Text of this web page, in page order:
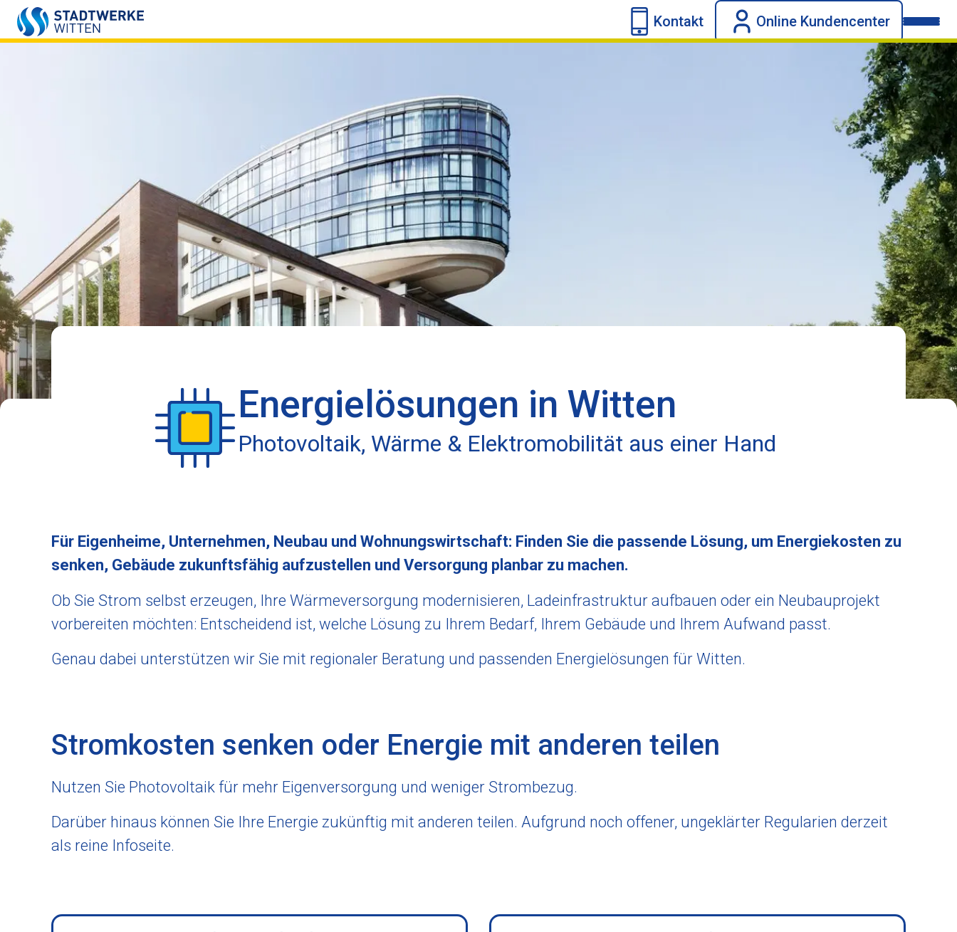
Kontakt Online Kundencenter
Energielösungen in Witten
Photovoltaik, Wärme & Elektromobilität aus einer Hand
Für Eigenheime, Unternehmen, Neubau und Wohnungswirtschaft: Finden Sie die passende Lösung, um Energiekosten zu
senken, Gebäude zukunftsfähig aufzustellen und Versorgung planbar zu machen.
Ob Sie Strom selbst erzeugen, Ihre Wärmeversorgung modernisieren, Ladeinfrastruktur aufbauen oder ein Neubauprojekt
vorbereiten möchten: Entscheidend ist, welche Lösung zu Ihrem Bedarf, Ihrem Gebäude und Ihrem Aufwand passt.
Genau dabei unterstützen wir Sie mit regionaler Beratung und passenden Energielösungen für Witten.
Stromkosten senken oder Energie mit anderen teilen
Nutzen Sie Photovoltaik für mehr Eigenversorgung und weniger Strombezug.
Darüber hinaus können Sie Ihre Energie zukünftig mit anderen teilen. Aufgrund noch offener, ungeklärter Regularien derzeit
als reine Infoseite.